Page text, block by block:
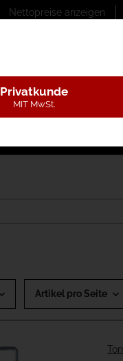
Nettopreise anzeigen
Artikel pro Seite
Privatkunde
MIT MwSt.